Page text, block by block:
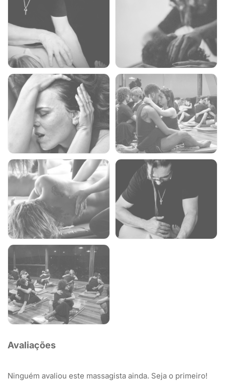
Avaliações
Ninguém avaliou este massagista ainda. Seja o primeiro!